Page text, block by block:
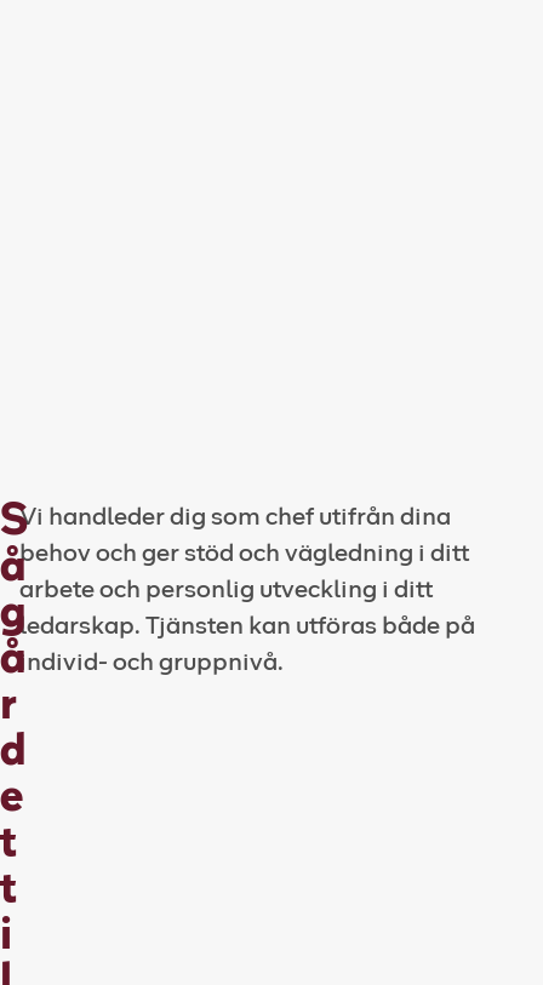
Vi handleder dig som chef utifrån dina
behov och ger stöd och vägledning i ditt
arbete och personlig utveckling i ditt
ledarskap. Tjänsten kan utföras både på
individ- och gruppnivå.
S
å
g
å
r
d
e
t
t
i